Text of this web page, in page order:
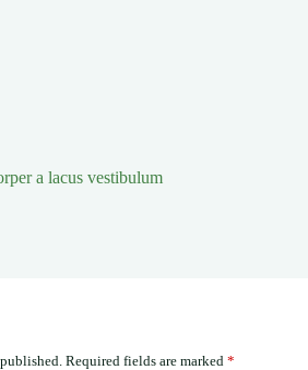
a lacus vestibulum
Required fields are marked *